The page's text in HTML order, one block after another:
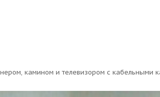
камином и телевизором с кабельными